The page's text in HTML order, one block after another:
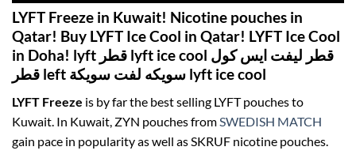
LYFT Freeze in Kuwait! Nicotine pouches in
Qatar! Buy LYFT Ice Cool in Qatar! LYFT Ice Cool
in Doha! lyft قطر lyft ice cool قطر ليفت ايس كول
قطر left سويكه لفت سويكة lyft ice cool
LYFT Freeze is by far the best selling LYFT pouches to
Kuwait. In Kuwait, ZYN pouches from SWEDISH MATCH
gain pace in popularity as well as SKRUF nicotine pouches.